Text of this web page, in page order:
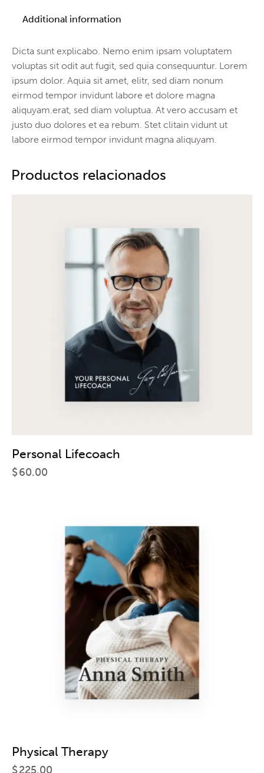
Additional information
Dicta sunt explicabo. Nemo enim ipsam voluptatem
voluptas sit odit aut fugit, sed quia consequuntur. Lorem
ipsum dolor. Aquia sit amet, elitr, sed diam nonum
eirmod tempor invidunt labore et dolore magna
aliquyam.erat, sed diam voluptua. At vero accusam et
justo duo dolores et ea rebum. Stet clitain vidunt ut
labore eirmod tempor invidunt magna aliquyam.
Productos relacionados
Personal Lifecoach
$60.00
Physical Therapy
$225.00